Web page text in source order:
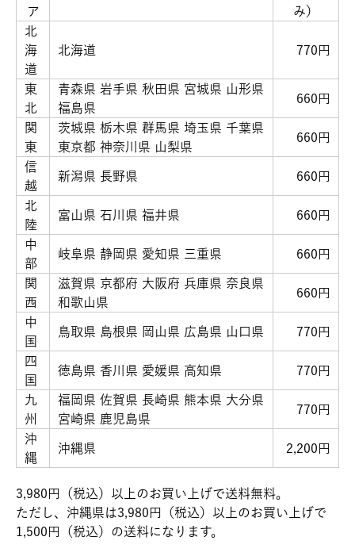
ア
み）
北
海
道
北海道 770円
東
北
青森県 岩手県 秋田県 宮城県 山形県
福島県
660円
関
東
茨城県 栃木県 群馬県 埼玉県 千葉県
東京都 神奈川県 山梨県
660円
信
越
新潟県 長野県 660円
北
陸
富山県 石川県 福井県 660円
中
部
岐阜県 静岡県 愛知県 三重県 660円
関
西
滋賀県 京都府 大阪府 兵庫県 奈良県
和歌山県
660円
中
国
鳥取県 島根県 岡山県 広島県 山口県 770円
四
国
徳島県 香川県 愛媛県 高知県 770円
九
州
福岡県 佐賀県 長崎県 熊本県 大分県
宮崎県 鹿児島県
770円
沖
縄
沖縄県 2,200円
3,980円（税込）以上のお買い上げで送料無料。
ただし、沖縄県は3,980円（税込）以上のお買い上げで
1,500円（税込）の送料になります。